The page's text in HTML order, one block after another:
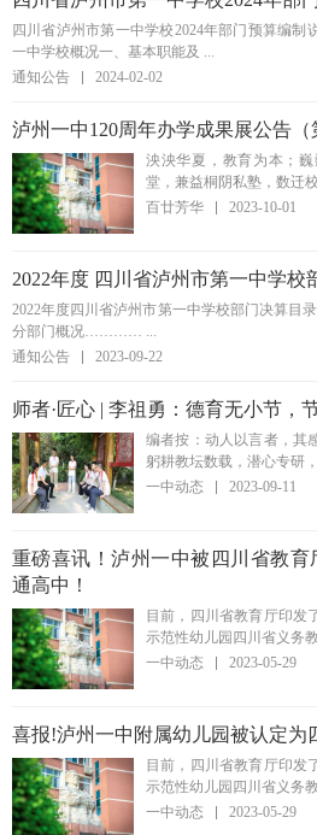
四川省泸州市第一中学校2024年部门预算编制
一中学校概况一、基本职能及 ...
通知公告
2024-02-02
泸州一中120周年办学成果展公告（
泱泱华夏，教育为本；
堂，兼益桐阴私塾，数迁
百廿芳华
2023-10-01
2022年度 四川省泸州市第一中学校
2022年度四川省泸州市第一中学校部门决算目
分部门概况………… ...
通知公告
2023-09-22
师者·匠心 | 李祖勇：德育无小节，
编者按：动人以言者，其
躬耕教坛数载，潜心专研
一中动态
2023-09-11
重磅喜讯！泸州一中被四川省教
通高中！
目前，四川省教育厅印发
示范性幼儿园四川省义务
一中动态
2023-05-29
喜报!泸州一中附属幼儿园被认定为
目前，四川省教育厅印发
示范性幼儿园四川省义务
一中动态
2023-05-29